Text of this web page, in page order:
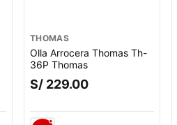
THOMAS
Olla Arrocera Thomas Th-
36P Thomas
S/ 229.00